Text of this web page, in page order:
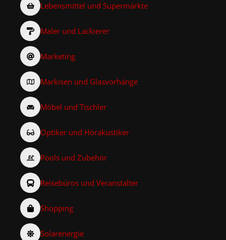
Lebensmittel und Supermärkte
Maler und Lackierer
Marketing
Markisen und Glasvorhänge
Möbel und Tischler
Optiker und Hörakustiker
Pools und Zubehör
Reisebüros und Veranstalter
Shopping
Solarenergie